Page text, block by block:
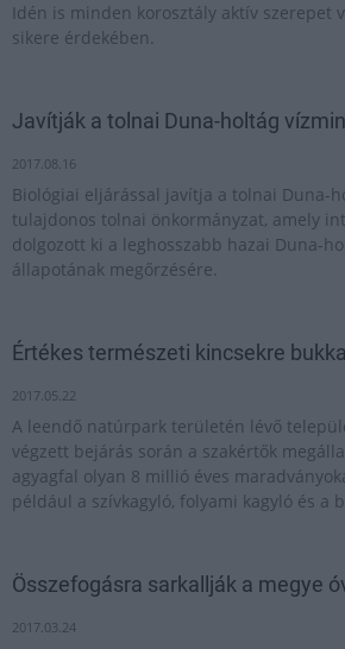
Idén is minden korosztály aktív szerepet
sikere érdekében.
Javítják a tolnai Duna-holtág
2017.08.16
Biológiai eljárással javítja a tolnai Duna-
tulajdonos tolnai önkormányzat, amely
dolgozott ki a leghosszabb hazai Duna-
állapotának megőrzésére.
Értékes természeti kincsekre
2017.05.22
A leendő natúrpark területén lévő
végzett bejárás során a szakértők
agyagfal olyan 8 millió éves
például a szívkagyló, folyami kagyló és a
Összefogásra sarkallják a megye
2017.03.24